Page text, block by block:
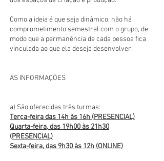
Como a ideia é que seja dinâmico, não há
comprometimento semestral com o grupo, de
modo que a permanência de cada pessoa fica
vinculada ao que ela deseja desenvolver.
AS INFORMAÇÕES
​a) São oferecidas três turmas:
Terça-feira das 14h às 16h (PRESENCIAL)
Quarta-feira, das 19h00 às 21h30
(PRESENCIAL)
Sexta-feira, das 9h30 às 12h (ONLINE)